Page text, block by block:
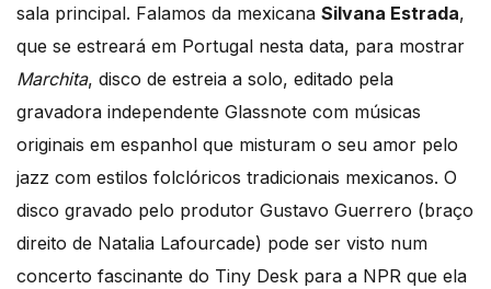
sala principal. Falamos da mexicana Silvana Estrada,
que se estreará em Portugal nesta data, para mostrar
Marchita, disco de estreia a solo, editado pela
gravadora independente Glassnote com músicas
originais em espanhol que misturam o seu amor pelo
jazz com estilos folclóricos tradicionais mexicanos. O
disco gravado pelo produtor Gustavo Guerrero (braço
direito de Natalia Lafourcade) pode ser visto num
concerto fascinante do Tiny Desk para a NPR que ela